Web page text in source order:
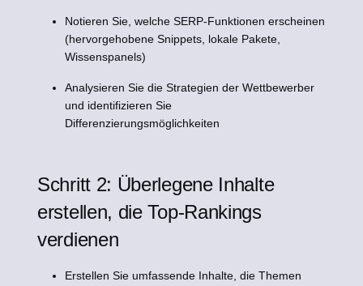
Notieren Sie, welche SERP-Funktionen erscheinen
(hervorgehobene Snippets, lokale Pakete,
Wissenspanels)
Analysieren Sie die Strategien der Wettbewerber
und identifizieren Sie
Differenzierungsmöglichkeiten
Schritt 2: Überlegene Inhalte
erstellen, die Top-Rankings
verdienen
Erstellen Sie umfassende Inhalte, die Themen